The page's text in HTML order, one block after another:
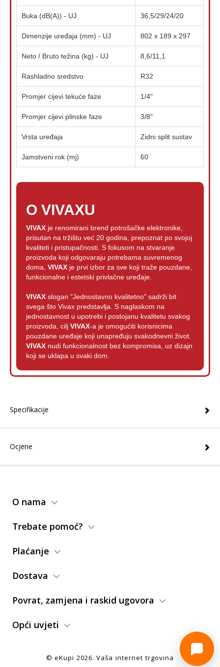
Buka (dB(A)) - UJ 36,5/29/24/20
Dimenzije uređaja (mm) - UJ 802 x 189 x 297
Neto / Bruto težina (kg) - UJ 8,6/11,1
Rashladno sredstvo R32
Promjer cijevi tekuće faze 1/4"
Promjer cijevi plinske faze 3/8"
Vrsta uređaja Zidni split sustav
Jamstveni rok (mj) 60
O VIVAXU
VIVAX je renomirani brend potrošačke elektronike,
prisutan na tržištu već 20 godina, prepoznat po svojoj
kvaliteti i pristupačnosti. S fokusom na stvaranje
proizvoda koji odgovaraju potrebama suvremenog
doma, VIVAX je prvi izbor za sve koji traže pouzdane,
funkcionalne i estetski privlačne uređaje.
VIVAX slogan "Jednostavno kvalitetno" sadrži bit
svega što Vivax predstavlja. S naglaskom na
jednostavnost u upotrebi i postojanu kvalitetu svakog
proizvoda, cilj VIVAX-a je omogućiti korisnicima
pouzdane uređaje koji unapređuju svakodnevni život.
VIVAX nudi funkcionalnost bez kompromisa, uz dizajn
koji se uklapa u svaki dom.
Specifikacije
Ocjene
O nama
Trebate pomoć?
Plaćanje
Dostava
Povrat, zamjena i raskid ugovora
Opći uvjeti
© eKupi 2026. Vaša internet trgovina